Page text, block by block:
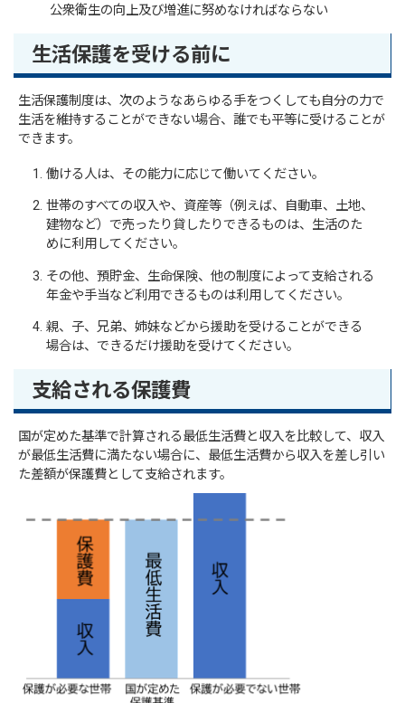
公衆衛生の向上及び増進に努めなければならない
生活保護を受ける前に
生活保護制度は、次のようなあらゆる手をつくしても自分の力で
生活を維持することができない場合、誰でも平等に受けることが
できます。
働ける人は、その能力に応じて働いてください。
世帯のすべての収入や、資産等（例えば、自動車、土地、
建物など）で売ったり貸したりできるものは、生活のた
めに利用してください。
その他、預貯金、生命保険、他の制度によって支給される
年金や手当など利用できるものは利用してください。
親、子、兄弟、姉妹などから援助を受けることができる
場合は、できるだけ援助を受けてください。
支給される保護費
国が定めた基準で計算される最低生活費と収入を比較して、収入
が最低生活費に満たない場合に、最低生活費から収入を差し引い
た差額が保護費として支給されます。